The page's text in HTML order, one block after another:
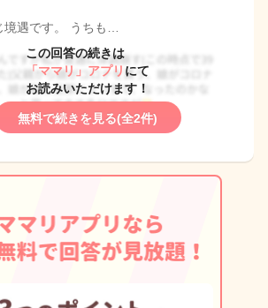
境遇です。 うちも…
この回答の続きは
「ママリ」アプリ にて
お読みいただけます！
無料で続きを見る(全2件)